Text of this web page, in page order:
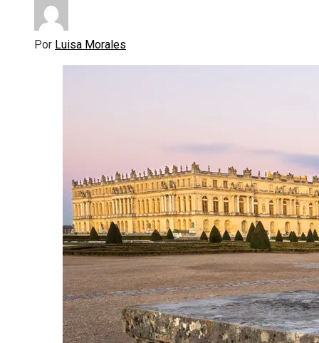
Por Luisa Morales